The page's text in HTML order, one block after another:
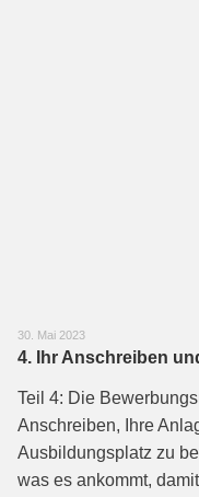
30. Mai 2023
4. Ihr Anschreiben
Teil 4: Die
Anschreiben, Ihre
Ausbildungsplatz zu
was es ankommt,